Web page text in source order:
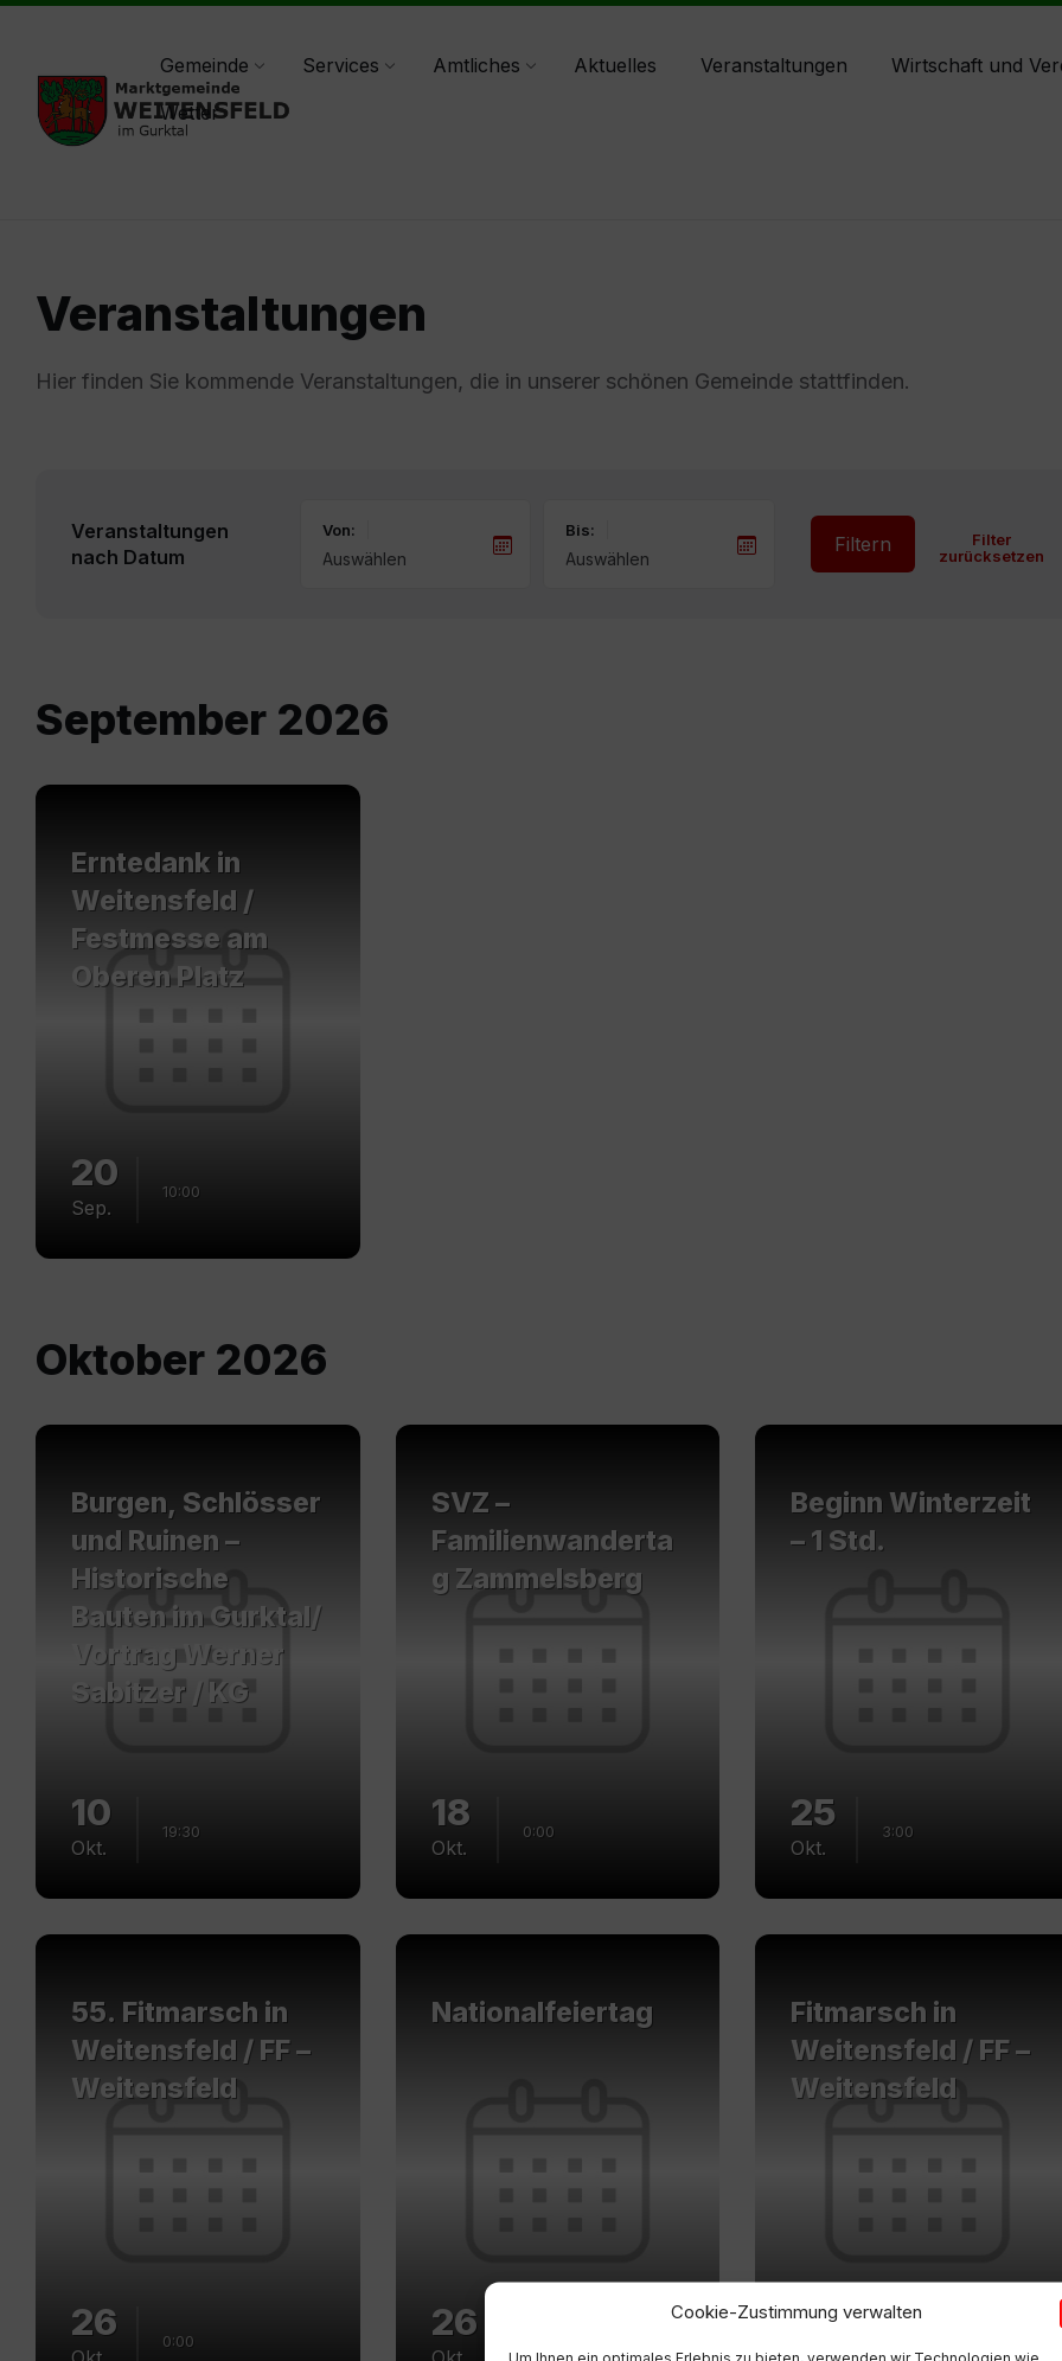
Cookie-Zustimmung verwalten
Um Ihnen ein optimales Erlebnis zu bieten, verwenden wir Technologien wie
Skip
Skip
navigation
Skip
Gemeinde Services Amtliches Aktuelles Veranstaltungen Wirtschaft und
Wetter
Veranstaltungen
Hier finden Sie kommende Veranstaltungen, die in unserer schönen Gemeinde stattfinden.
Veranstaltungen
nach Datum
Von: Bis:
Filtern
Filter
zurücksetzen
September 2026
Erntedank in
Weitensfeld /
Festmesse am
Oberen Platz
20
Sep.
10:00
Mehr
Oktober 2026
Burgen, Schlösser
und Ruinen –
Historische
Bauten im Gurktal/
Vortrag Werner
Sabitzer / KG
10
Okt.
19:30
Mehr
SVZ –
Familienwanderta
g Zammelsberg
18
Okt.
0:00
Mehr
Beginn Winterzeit
– 1 Std.
25
Okt.
3:00
Mehr
55. Fitmarsch in
Weitensfeld / FF –
Weitensfeld
26 0:00
Mehr
Nationalfeiertag
26
Mehr
Fitmarsch in
Weitensfeld / FF –
Weitensfeld
26
Mehr